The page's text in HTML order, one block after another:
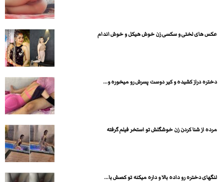
عکس های لختی و سکسی زن خوش هیکل و خوش اندام
دختره دراز کشیده و کیر دوست پسرش رو میخوره و...
مرده از شنا کردن زن خوشگلش تو استخر فیلم گرفته
لنگهای دختره رو داده بالا و داره میکنه تو کصش با...